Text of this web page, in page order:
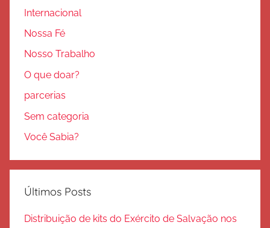
Internacional
Nossa Fé
Nosso Trabalho
O que doar?
parcerias
Sem categoria
Você Sabia?
Últimos Posts
Distribuição de kits do Exército de Salvação nos